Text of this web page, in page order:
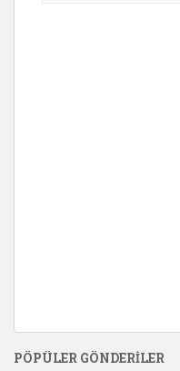
PÖPÜLER GÖNDERILER